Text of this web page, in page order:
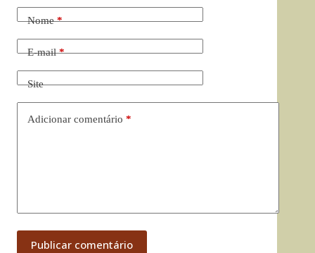
Nome*
E-mail*
Site
Adicionar comentário *
Publicar comentário